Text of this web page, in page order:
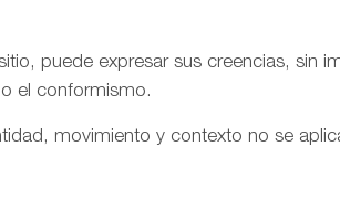
puede expresar sus creencias, sin
el conformismo.
movimiento y contexto no se